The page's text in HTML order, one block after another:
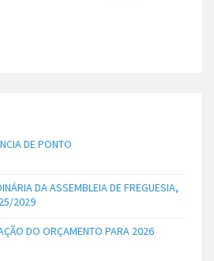
DE PONTO
DA ASSEMBLEIA DE FREGUESIA,
2029
DO ORÇAMENTO PARA 2026